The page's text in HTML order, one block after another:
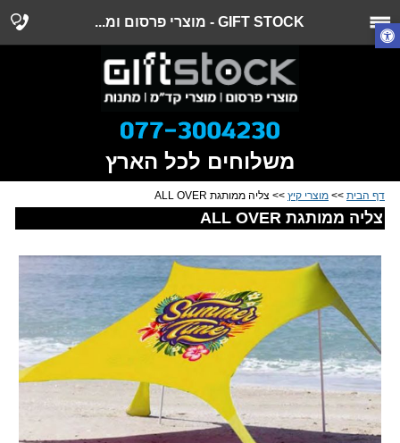
GIFT STOCK - מוצרי פרסום ומ...
משלוחים לכל הארץ
דף הבית >> מוצרי קיץ >> צליה ממותגת ALL OVER
צליה ממותגת ALL OVER